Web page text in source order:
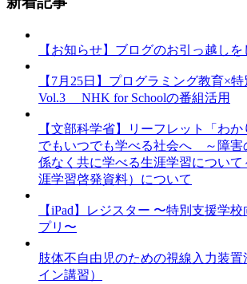
【お知らせ】ブログのお引っ越しを
【7月25日】プログラミング教育×
Vol.3 NHK for Schoolの番組活用
【文部科学省】リーフレット「わ
でもいつでも学べる社会へ ～障害
係なく共に学べる生涯学習について
涯学習啓発資料）について
【iPad】レジスター 〜特別支援学
プリ〜
肢体不自由児のための視線入力装置
イン講習）